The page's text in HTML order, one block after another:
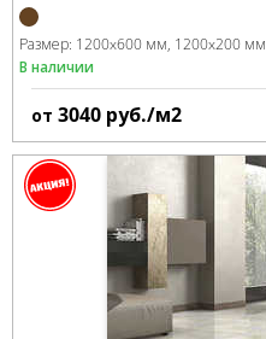
Размер: 1200x600 мм 1200x200 мм
В наличии
от 3040 руб./м2